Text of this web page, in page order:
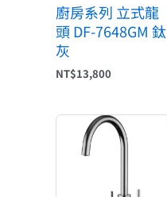
廚房系列 立式龍
頭 DF-7648GM 鈦
灰
NT$13,800